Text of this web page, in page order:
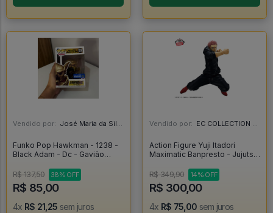
Vendido por: José Maria da Silva Junior - AL
Funko Pop Hawkman - 1238 -
Black Adam - Dc - Gavião
#1238
R$ 137,50 38% OFF
R$ 85,00
4x R$ 21,25 sem juros
Vendido por: EC COLLECTION - SP
Action Figure Yuji Itadori
Maximatic Banpresto - Jujutsu
R$ 349,90
14% OFF
R$ 300,00
4x R$ 75,00 sem juros